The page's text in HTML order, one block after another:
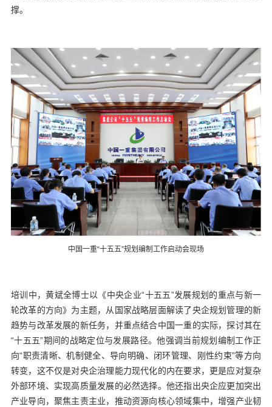
撑。
中国一重“十五五”规划编制工作启动会现场
培训中，黄斌全博士以《中央企业“十五五”发展规划的重点与新一
轮改革的方向》为主题，从国家战略层面解读了央企规划管理的新
趋势与改革发展的新任务，并重点结合中国一重的实际，探讨其在
“十五五”期间的战略定位与发展路径。他强调当前规划编制工作正
向“职责清晰、机制健全、导向明确、闭环管理、刚性约束”等方向
转变，这不仅是对央企治理能力现代化的内在要求，更是应对复杂
外部环境、实现高质量发展的必然选择。他还指出央企应更加突出
产业导向，聚焦主责主业，推动资源向核心领域集中，增强产业韧